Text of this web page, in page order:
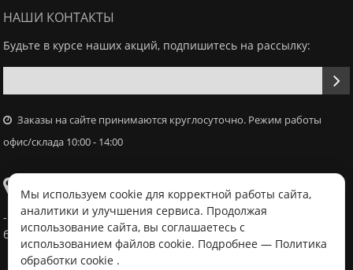
НАШИ КОНТАКТЫ
Будьте в курсе наших акций, подпишитесь на рассылку:
Заказы на сайте принимаются круглосуточно. Режим работы
офис/склада 10:00 - 14:00
Самовывоз
- Офис / склад, г. Минск, ул. Володько 18, с 10:00 - 14:00 в
будний день после согласования с менеджером
Мы используем cookie для корректной работы сайта,
аналитики и улучшения сервиса. Продолжая
использование сайта, вы соглашаетесь с
использованием файлов cookie. Подробнее — Политика
обработки cookie .